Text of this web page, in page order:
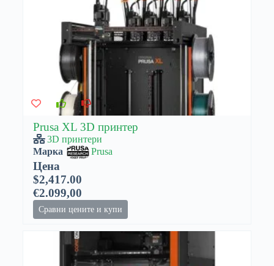
Prusa XL 3D принтер
3D принтери
Марка
Prusa
Цена
$2,417.00
€2.099,00
Сравни цените и купи